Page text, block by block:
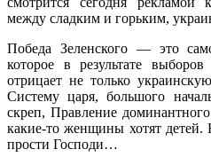
между сладким и горьким,
Победа Зеленского — это
которое в результате
отрицает не только
Систему царя, большого
скреп, Правление
какие-то женщины хотят детей.
прости Господи…